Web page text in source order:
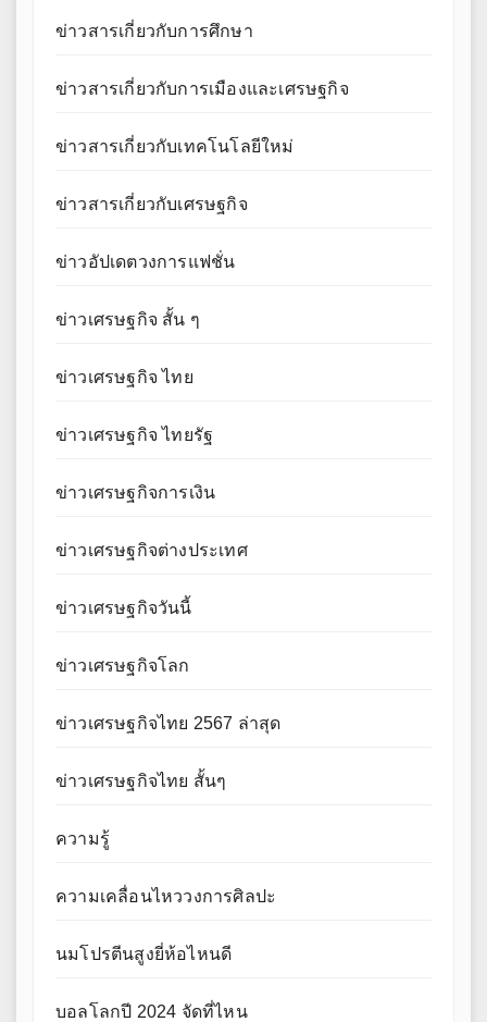
ข่าวสารเกี่ยวกับการศึกษา
ข่าวสารเกี่ยวกับการเมืองและเศรษฐกิจ
ข่าวสารเกี่ยวกับเทคโนโลยีใหม่
ข่าวสารเกี่ยวกับเศรษฐกิจ
ข่าวอัปเดตวงการแฟชั่น
ข่าวเศรษฐกิจ สั้น ๆ
ข่าวเศรษฐกิจ ไทย
ข่าวเศรษฐกิจ ไทยรัฐ
ข่าวเศรษฐกิจการเงิน
ข่าวเศรษฐกิจต่างประเทศ
ข่าวเศรษฐกิจวันนี้
ข่าวเศรษฐกิจโลก
ข่าวเศรษฐกิจไทย 2567 ล่าสุด
ข่าวเศรษฐกิจไทย สั้นๆ
ความรู้
ความเคลื่อนไหววงการศิลปะ
นมโปรตีนสูงยี่ห้อไหนดี
บอลโลกปี 2024 จัดที่ไหน